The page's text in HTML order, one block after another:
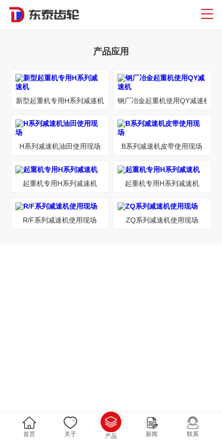
产品应用
新型起重机专用H系列减速机 钢厂冶金起重机使用QY减速机
H系列减速机油田使用现场 B系列减速机皮带使用现场
起重机专用H系列减速机 起重机专用H系列减速机
R/F系列减速机使用现场 ZQ系列减速机使用现场
首页 关于 产品 新闻 联系